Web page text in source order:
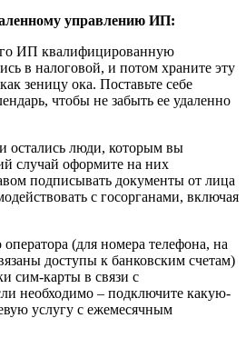
управлению ИП:
ИП квалифицированную
в налоговой, и потом храните эту
зеницу ока. Поставьте себе
чтобы не забыть ее удаленно
остались люди, которым вы
случай оформите на них
подписывать документы от лица
с госорганами, включая
(для номера телефона, на
доступы к банковским счетам)
сим-карты в связи с
необходимо – подключите какую-
услугу с ежемесячным